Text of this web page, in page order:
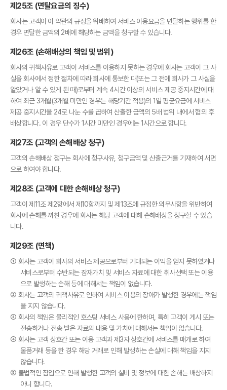
제25조 (면탈요금의 징수)
회사는 고객이 이 약관의 규정을 위배하여 서비스 이용요금을 면탈하는 행위를 한
경우 면탈한 금액의 2배에 해당하는 금액을 청구할 수 있습니다.
제26조 (손해배상의 책임 및 범위)
회사의 귀책사유로 고객이 서비스를 이용하지 못하는 경우에 회사는 고객이 그 사
실을 회사에서 정한 절차에 따라 회사에 통보한 때(또는 그 전에 회사가 그 사실을
알았거나 알 수 있게 된 때)로부터 계속 4시간 이상의 서비스 제공 중지시간에 대
하여 최근 3개월(3개월 미만인 경우는 해당기간 적용)의 1일 평균요금에 서비스
제공 중지시간을 24로 나눈 수를 곱하여 산출한 금액의 5배 범위 내에서 협의 후
배상합니다. 이 경우 단수가 1시간 미만인 경우에는 1시간으로 합니다.
제27조 (고객의 손해배상 청구)
고객의 손해배상 청구는 회사에 청구사유, 청구금액 및 산출근거를 기재하여 서면
으로 하여야 합니다.
제28조 (고객에 대한 손해배상 청구)
고객이 제11조 제2항에서 제10항까지 및 제13조에 규정한 의무사항을 위반하여
회사에 손해를 끼친 경우에 회사는 해당 고객에 대해 손해배상을 청구할 수 있습
니다.
제29조 (면책)
① 회사는 고객이 회사의 서비스 제공으로부터 기대되는 이익을 얻지 못하였거나
서비스로부터 수반되는 잠재가치 및 서비스 자료에 대한 취사선택 또는 이용
으로 발생하는 손해 등에 대해서는 책임이 없습니다.
② 회사는 고객의 귀책사유로 인하여 서비스 이용의 장애가 발생한 경우에는 책임
을 지지 않습니다.
③ 회사의 책임은 물리적인 호스팅 서비스 사용에 한하며, 특히 고객이 게시 또는
전송하거나 전송 받은 자료의 내용 및 가치에 대해서는 책임이 없습니다.
④ 회사는 고객 상호간 또는 이용 고객과 제3자 상호간에 서비스를 매개로 하여
물품거래 등을 한 경우 해당 거래로 인해 발생하는 손실에 대해 책임을 지지
않습니다.
⑤ 불법적인 침입으로 인해 발생한 고객의 설비 및 정보에 대한 손해는 배상하지
아니 합니다.